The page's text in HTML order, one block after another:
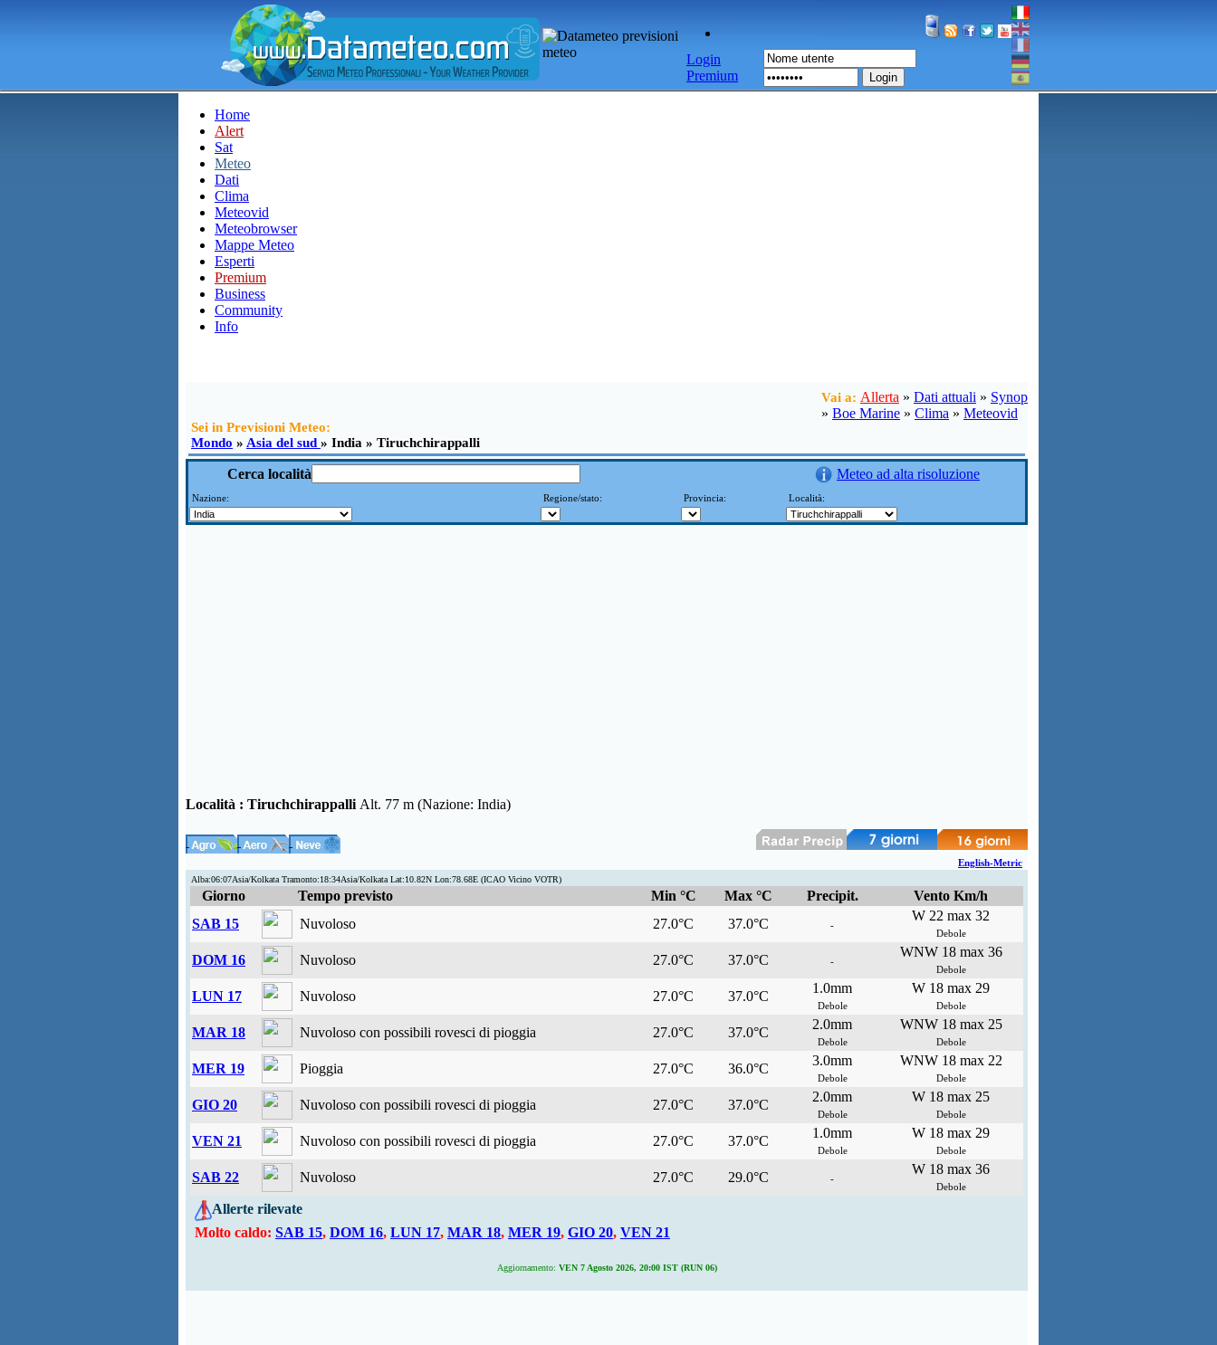
Login
Premium
Login
Home
Alert
Sat
Meteo
Dati
Clima
Meteovid
Meteobrowser
Mappe Meteo
Esperti
Premium
Business
Community
Info
Vai a: Allerta » Dati attuali » Synop
» Boe Marine » Clima » Meteovid
Sei in Previsioni Meteo:
Mondo » Asia del sud » India » Tiruchchirappalli
Cerca località Meteo ad alta risoluzione
Nazione: Regione/stato: Provincia: Località:
Località : Tiruchchirappalli Alt. 77 m (Nazione: India)
English-Metric
Alba:06:07Asia/Kolkata Tramonto:18:34Asia/Kolkata Lat:10.82N Lon:78.68E (ICAO Vicino VOTR)
Giorno Tempo previsto Min °C Max °C Precipit.
Vento Km/h
SAB 15
Nuvoloso 27.0°C 37.0°C -
W 22 max 32
Debole
DOM 16 Nuvoloso 27.0°C 37.0°C -
WNW 18 max 36
Debole
LUN 17 Nuvoloso 27.0°C 37.0°C
1.0mm
Debole
W 18 max 29
Debole
MAR 18 Nuvoloso con possibili rovesci di pioggia 27.0°C 37.0°C
2.0mm
Debole
WNW 18 max 25
Debole
MER 19 Pioggia 27.0°C 36.0°C
3.0mm
Debole
WNW 18 max 22
Debole
GIO 20 Nuvoloso con possibili rovesci di pioggia 27.0°C 37.0°C
2.0mm
Debole
W 18 max 25
Debole
VEN 21 Nuvoloso con possibili rovesci di pioggia 27.0°C 37.0°C
1.0mm
Debole
W 18 max 29
Debole
SAB 22 Nuvoloso 27.0°C 29.0°C -
W 18 max 36
Debole
Allerte rilevate
Molto caldo: SAB 15, DOM 16, LUN 17, MAR 18, MER 19, GIO 20, VEN 21
Aggiornamento: VEN 7 Agosto 2026, 20:00 IST (RUN 06)